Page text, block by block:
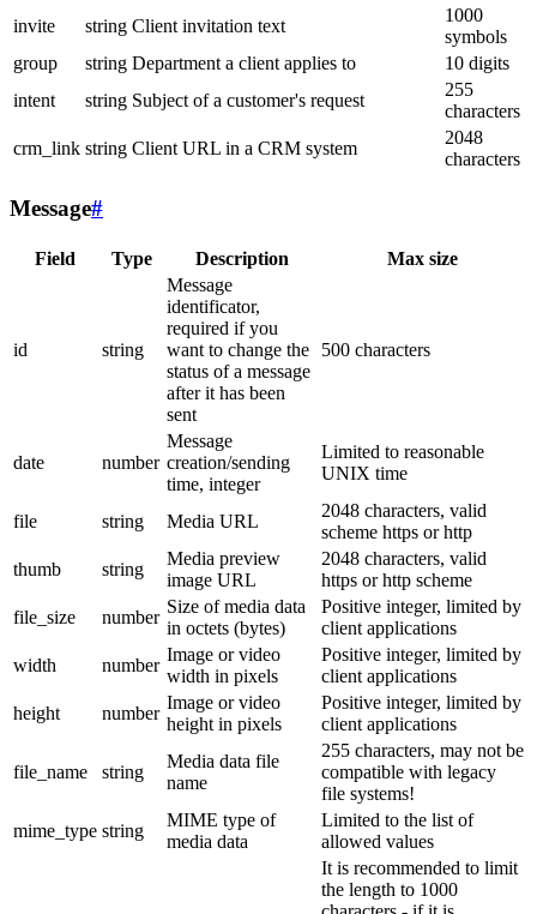
invite
string Client invitation text
1000
symbols
group
string Department a client applies to
10 digits
intent
string Subject of a customer's request
255
characters
crm_link string Client URL in a CRM system
2048
characters
Message#
Field Type Description Max size
id string
Message
identificator,
required if you
want to change the
status of a message
after it has been
sent
500 characters
date number
Message
creation/sending
time, integer
Limited to reasonable
UNIX time
file string Media URL
2048 characters, valid
scheme https or http
thumb
string
Media preview
image URL
2048 characters, valid
https or http scheme
file_size
number
Size of media data
in octets (bytes)
Positive integer, limited by
client applications
width
number
Image or video
width in pixels
Positive integer, limited by
client applications
height
number
Image or video
height in pixels
Positive integer, limited by
client applications
file_name string
Media data file
name
255 characters, may not be
compatible with legacy
file systems!
mime_type string
MIME type of
media data
Limited to the list of
allowed values
It is recommended to limit
the length to 1000